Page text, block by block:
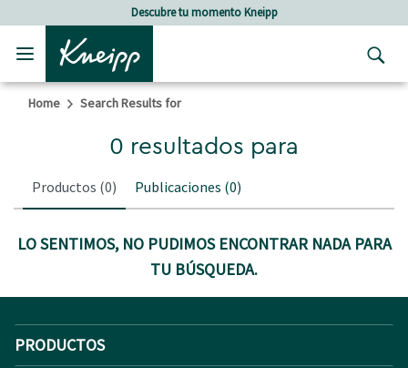
Skip to main content
Skip to footer contentDescubre tu momento Kneipp
Home Search Results for
0 resultados para
Productos (0) Publicaciones (0)
LO SENTIMOS, NO PUDIMOS ENCONTRAR NADA PARA
TU BÚSQUEDA.
PRODUCTOS